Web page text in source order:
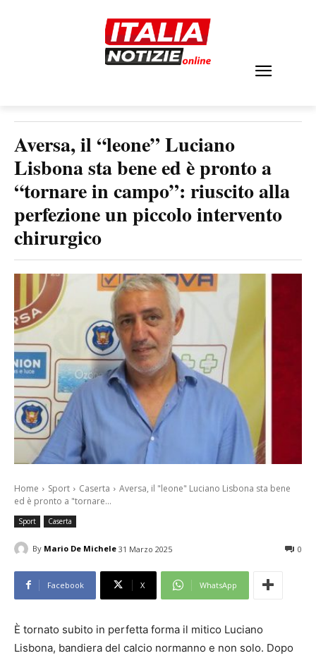
Aversa, il “leone” Luciano
Lisbona sta bene ed è pronto a
“tornare in campo”: riuscito alla
perfezione un piccolo intervento
chirurgico
Home Sport Caserta
Aversa, il "leone" Luciano Lisbona sta bene
ed è pronto a "tornare...
Sport Caserta
By Mario De Michele 31 Marzo 2025 0
Facebook X WhatsApp
È tornato subito in perfetta forma il mitico Luciano
Lisbona, bandiera del calcio normanno e non solo. Dopo